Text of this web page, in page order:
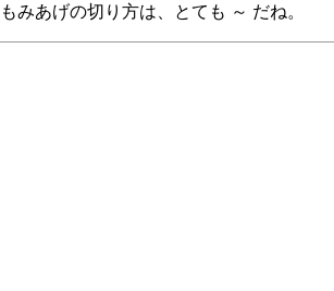
みあげの切り方は、とても ～ だね。